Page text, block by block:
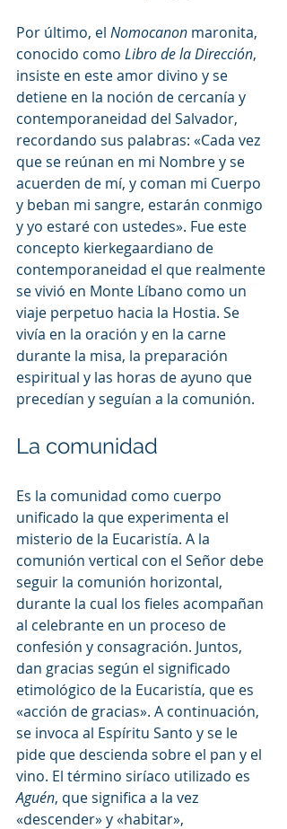
Por último, el Nomocanon maronita,
conocido como Libro de la Dirección,
insiste en este amor divino y se
detiene en la noción de cercanía y
contemporaneidad del Salvador,
recordando sus palabras: «Cada vez
que se reúnan en mi Nombre y se
acuerden de mí, y coman mi Cuerpo
y beban mi sangre, estarán conmigo
y yo estaré con ustedes». Fue este
concepto kierkegaardiano de
contemporaneidad el que realmente
se vivió en Monte Líbano como un
viaje perpetuo hacia la Hostia. Se
vivía en la oración y en la carne
durante la misa, la preparación
espiritual y las horas de ayuno que
precedían y seguían a la comunión.
La comunidad
Es la comunidad como cuerpo
unificado la que experimenta el
misterio de la Eucaristía. A la
comunión vertical con el Señor debe
seguir la comunión horizontal,
durante la cual los fieles acompañan
al celebrante en un proceso de
confesión y consagración. Juntos,
dan gracias según el significado
etimológico de la Eucaristía, que es
«acción de gracias». A continuación,
se invoca al Espíritu Santo y se le
pide que descienda sobre el pan y el
vino. El término siríaco utilizado es
Aguén, que significa a la vez
«descender» y «habitar»,